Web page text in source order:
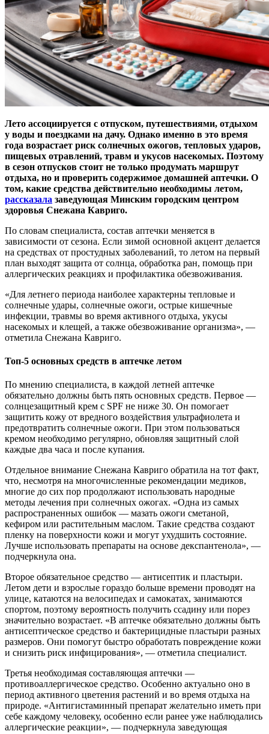
Лето ассоциируется с отпуском, путешествиями, отдыхом
у воды и поездками на дачу. Однако именно в это время
года возрастает риск солнечных ожогов, тепловых ударов,
пищевых отравлений, травм и укусов насекомых. Поэтому
в сезон отпусков стоит не только продумать маршрут
отдыха, но и проверить содержимое домашней аптечки. О
том, какие средства действительно необходимы летом,
рассказала заведующая Минским городским центром
здоровья Снежана Кавриго.
По словам специалиста, состав аптечки меняется в
зависимости от сезона. Если зимой основной акцент делается
на средствах от простудных заболеваний, то летом на первый
план выходят защита от солнца, обработка ран, помощь при
аллергических реакциях и профилактика обезвоживания.
«Для летнего периода наиболее характерны тепловые и
солнечные удары, солнечные ожоги, острые кишечные
инфекции, травмы во время активного отдыха, укусы
насекомых и клещей, а также обезвоживание организма», —
отметила Снежана Кавриго.
Топ-5 основных средств в аптечке летом
По мнению специалиста, в каждой летней аптечке
обязательно должны быть пять основных средств. Первое —
солнцезащитный крем с SPF не ниже 30. Он помогает
защитить кожу от вредного воздействия ультрафиолета и
предотвратить солнечные ожоги. При этом пользоваться
кремом необходимо регулярно, обновляя защитный слой
каждые два часа и после купания.
Отдельное внимание Снежана Кавриго обратила на тот факт,
что, несмотря на многочисленные рекомендации медиков,
многие до сих пор продолжают использовать народные
методы лечения при солнечных ожогах. «Одна из самых
распространенных ошибок — мазать ожоги сметаной,
кефиром или растительным маслом. Такие средства создают
пленку на поверхности кожи и могут ухудшить состояние.
Лучше использовать препараты на основе декспантенола», —
подчеркнула она.
Второе обязательное средство — антисептик и пластыри.
Летом дети и взрослые гораздо больше времени проводят на
улице, катаются на велосипедах и самокатах, занимаются
спортом, поэтому вероятность получить ссадину или порез
значительно возрастает. «В аптечке обязательно должны быть
антисептическое средство и бактерицидные пластыри разных
размеров. Они помогут быстро обработать повреждение кожи
и снизить риск инфицирования», — отметила специалист.
Третья необходимая составляющая аптечки —
противоаллергическое средство. Особенно актуально оно в
период активного цветения растений и во время отдыха на
природе. «Антигистаминный препарат желательно иметь при
себе каждому человеку, особенно если ранее уже наблюдались
аллергические реакции», — подчеркнула заведующая